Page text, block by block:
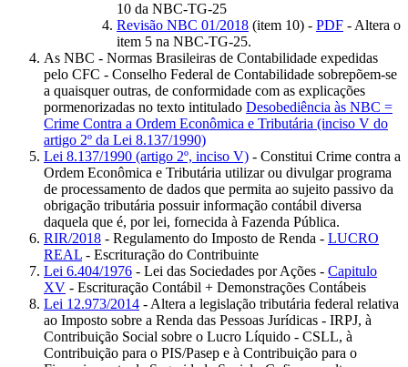
10 da NBC-TG-25
Revisão NBC 01/2018 (item 10) - PDF - Altera o
item 5 na NBC-TG-25.
As NBC - Normas Brasileiras de Contabilidade expedidas
pelo CFC - Conselho Federal de Contabilidade sobrepõem-se
a quaisquer outras, de conformidade com as explicações
pormenorizadas no texto intitulado Desobediência às NBC =
Crime Contra a Ordem Econômica e Tributária (inciso V do
artigo 2º da Lei 8.137/1990)
Lei 8.137/1990 (artigo 2º, inciso V) - Constitui Crime contra a
Ordem Econômica e Tributária utilizar ou divulgar programa
de processamento de dados que permita ao sujeito passivo da
obrigação tributária possuir informação contábil diversa
daquela que é, por lei, fornecida à Fazenda Pública.
RIR/2018 - Regulamento do Imposto de Renda - LUCRO
REAL - Escrituração do Contribuinte
Lei 6.404/1976 - Lei das Sociedades por Ações - Capitulo
XV - Escrituração Contábil + Demonstrações Contábeis
Lei 12.973/2014 - Altera a legislação tributária federal relativa
ao Imposto sobre a Renda das Pessoas Jurídicas - IRPJ, à
Contribuição Social sobre o Lucro Líquido - CSLL, à
Contribuição para o PIS/Pasep e à Contribuição para o